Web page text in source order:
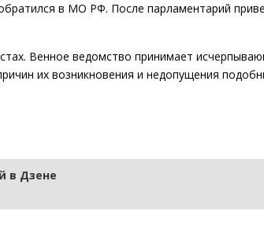
в МО РФ. После парламентарий
Венное ведомство принимает
их возникновения и недопущения
в Дзене